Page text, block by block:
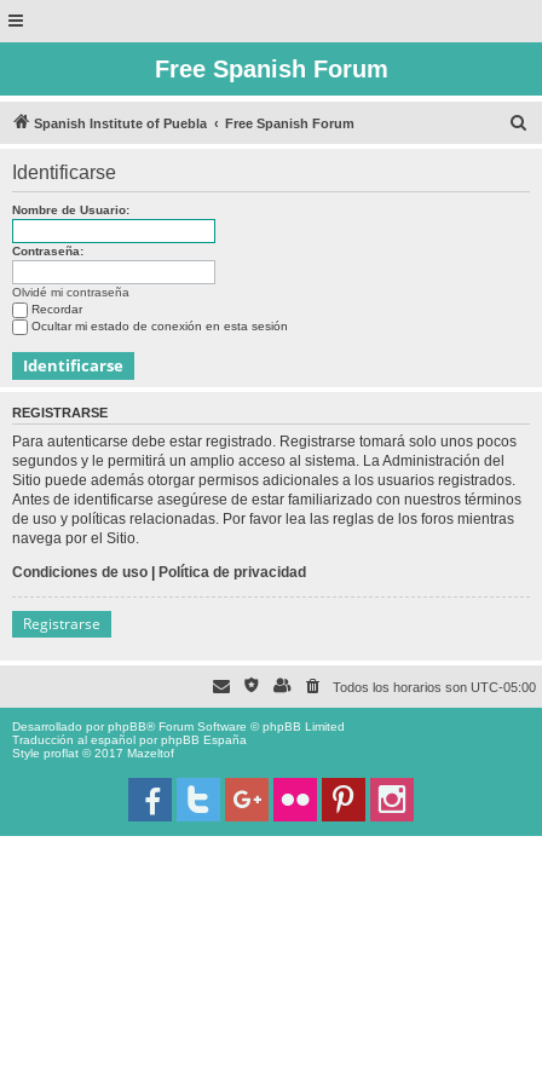
Free Spanish Forum
Spanish Institute of Puebla Free Spanish Forum
Identificarse
Nombre de Usuario:
Contraseña:
Olvidé mi contraseña
Recordar
Ocultar mi estado de conexión en esta sesión
REGISTRARSE
Para autenticarse debe estar registrado. Registrarse tomará solo unos pocos
segundos y le permitirá un amplio acceso al sistema. La Administración del
Sitio puede además otorgar permisos adicionales a los usuarios registrados.
Antes de identificarse asegúrese de estar familiarizado con nuestros términos
de uso y políticas relacionadas. Por favor lea las reglas de los foros mientras
navega por el Sitio.
Condiciones de uso | Política de privacidad
Registrarse
Todos los horarios son UTC-05:00
Desarrollado porphpBB® Forum Software © phpBB Limited
Traducción al español porphpBB España
Style proflat © 2017 Mazeltof